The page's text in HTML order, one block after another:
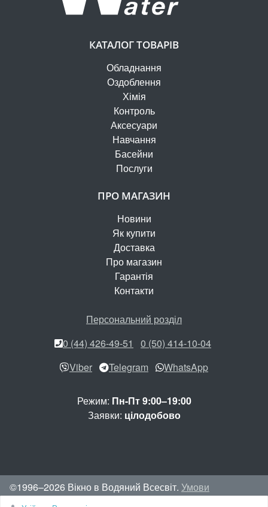
КАТАЛОГ ТОВАРІВ
Обладнання
Оздоблення
Хімія
Контроль
Аксесуари
Навчання
Басейни
Послуги
ПРО МАГАЗИН
Новини
Як купити
Доставка
Про магазин
Гарантія
Контакти
Персональний розділ
0 (44) 426-49-51
0 (50) 414-10-04
Viber
Telegram WhatsApp
Режим: Пн-Пт 9:00–19:00
Заявки: цілодобово
©1996–2026 Вікно в Водяний Всесвіт. Умови
використання сайту